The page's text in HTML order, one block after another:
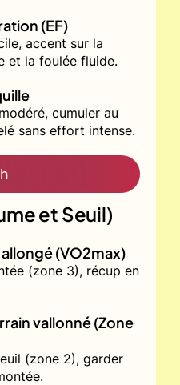
(EF)
accent sur la
et la foulée fluide.
cumuler au
sans effort intense.
et Seuil)
(VO2max)
(zone 3), récup en
vallonné (Zone
(zone 2), garder